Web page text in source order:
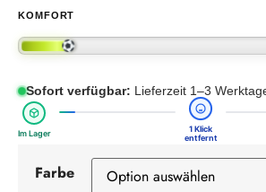
KOMFORT
Sofort verfügbar: Lieferzeit 1–3
Im Lager
1 Klick
entfernt
Farbe